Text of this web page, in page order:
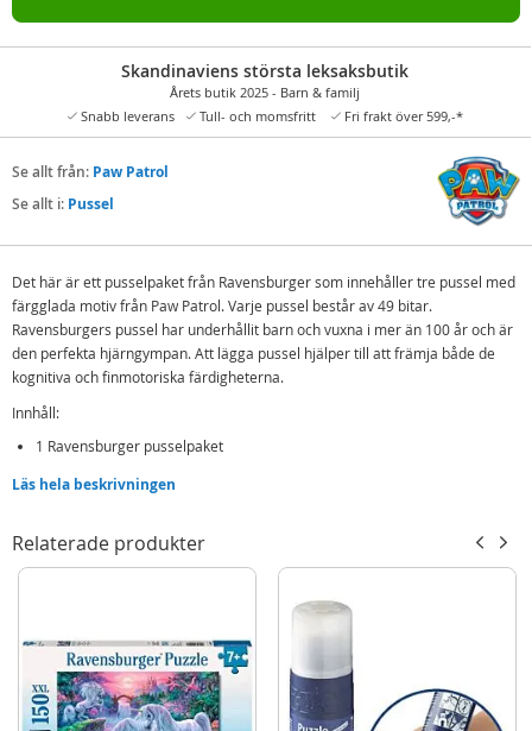
Skandinaviens största leksaksbutik
Årets butik 2025 - Barn & familj
Snabb leverans
Tull- och momsfritt Fri frakt över 599,-*
Se allt från: Paw Patrol
Se allt i: Pussel
Det här är ett pusselpaket från Ravensburger som innehåller tre pussel med
färgglada motiv från Paw Patrol. Varje pussel består av 49 bitar.
Ravensburgers pussel har underhållit barn och vuxna i mer än 100 år och är
den perfekta hjärngympan. Att lägga pussel hjälper till att främja både de
kognitiva och finmotoriska färdigheterna.
Innhåll:
1 Ravensburger pusselpaket
Detaljer:
Antal bitar: 3x49
information
Modell 080366
4005556080366
Varumärke Paw Patrol
Läs hela beskrivningen
Relaterade produkter